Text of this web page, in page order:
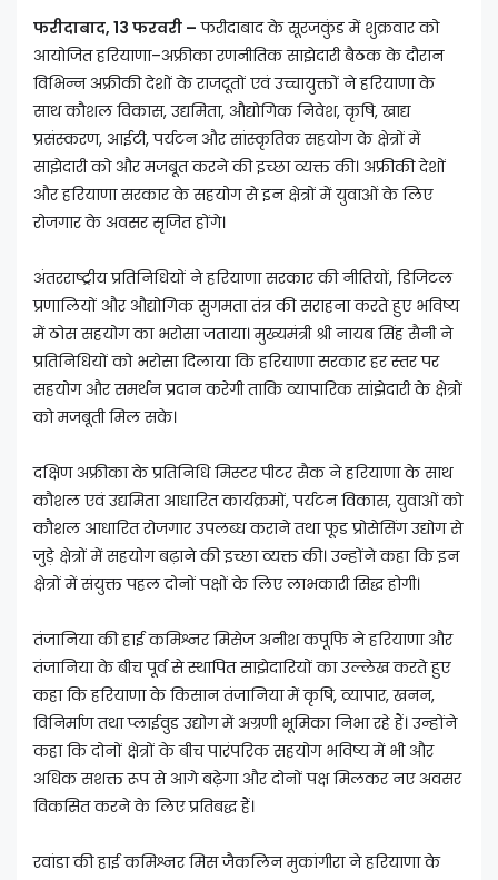
फरीदाबाद, 13 फरवरी – फरीदाबाद के सूरजकुंड में शुक्रवार को
आयोजित हरियाणा–अफ्रीका रणनीतिक साझेदारी बैठक के दौरान
विभिन्न अफ्रीकी देशों के राजदूतों एवं उच्चायुक्तों ने हरियाणा के
साथ कौशल विकास, उद्यमिता, औद्योगिक निवेश, कृषि, खाद्य
प्रसंस्करण, आईटी, पर्यटन और सांस्कृतिक सहयोग के क्षेत्रों में
साझेदारी को और मजबूत करने की इच्छा व्यक्त की। अफ्रीकी देशों
और हरियाणा सरकार के सहयोग से इन क्षेत्रों में युवाओं के लिए
रोजगार के अवसर सृजित होंगे।
अंतरराष्ट्रीय प्रतिनिधियों ने हरियाणा सरकार की नीतियों, डिजिटल
प्रणालियों और औद्योगिक सुगमता तंत्र की सराहना करते हुए भविष्य
में ठोस सहयोग का भरोसा जताया। मुख्यमंत्री श्री नायब सिंह सैनी ने
प्रतिनिधियों को भरोसा दिलाया कि हरियाणा सरकार हर स्तर पर
सहयोग और समर्थन प्रदान करेगी ताकि व्यापारिक सांझेदारी के क्षेत्रों
को मजबूती मिल सके।
दक्षिण अफ्रीका के प्रतिनिधि मिस्टर पीटर सैक ने हरियाणा के साथ
कौशल एवं उद्यमिता आधारित कार्यक्रमों, पर्यटन विकास, युवाओं को
कौशल आधारित रोजगार उपलब्ध कराने तथा फूड प्रोसेसिंग उद्योग से
जुड़े क्षेत्रों में सहयोग बढ़ाने की इच्छा व्यक्त की। उन्होंने कहा कि इन
क्षेत्रों में संयुक्त पहल दोनों पक्षों के लिए लाभकारी सिद्ध होगी।
तंजानिया की हाई कमिश्नर मिसेज अनीश कपूफि ने हरियाणा और
तंजानिया के बीच पूर्व से स्थापित साझेदारियों का उल्लेख करते हुए
कहा कि हरियाणा के किसान तंजानिया में कृषि, व्यापार, खनन,
विनिर्माण तथा प्लाईवुड उद्योग में अग्रणी भूमिका निभा रहे हैं। उन्होंने
कहा कि दोनों क्षेत्रों के बीच पारंपरिक सहयोग भविष्य में भी और
अधिक सशक्त रूप से आगे बढ़ेगा और दोनों पक्ष मिलकर नए अवसर
विकसित करने के लिए प्रतिबद्ध हैं।
रवांडा की हाई कमिश्नर मिस जैकलिन मुकांगीरा ने हरियाणा के